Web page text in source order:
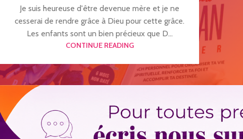
Je suis heureuse d'être devenue mère et je ne
cesserai de rendre grâce à Dieu pour cette grâce.
Les enfants sont un bien précieux que D...
CONTINUE READING